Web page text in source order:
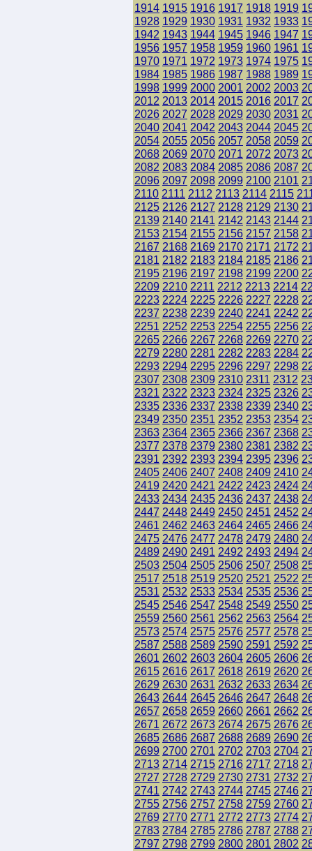
1914 1915 1916 1917 1918 1919
1928 1929 1930 1931 1932 1933
1942 1943 1944 1945 1946 1947
1956 1957 1958 1959 1960 1961
1970 1971 1972 1973 1974 1975
1984 1985 1986 1987 1988 1989
1998 1999 2000 2001 2002 2003
2012 2013 2014 2015 2016 2017
2026 2027 2028 2029 2030 2031
2040 2041 2042 2043 2044 2045
2054 2055 2056 2057 2058 2059
2068 2069 2070 2071 2072 2073
2082 2083 2084 2085 2086 2087
2096 2097 2098 2099 2100 2101
2110 2111 2112 2113 2114 2115
2125 2126 2127 2128 2129 2130
2139 2140 2141 2142 2143 2144
2153 2154 2155 2156 2157 2158
2167 2168 2169 2170 2171 2172
2181 2182 2183 2184 2185 2186
2195 2196 2197 2198 2199 2200
2209 2210 2211 2212 2213 2214
2223 2224 2225 2226 2227 2228
2237 2238 2239 2240 2241 2242
2251 2252 2253 2254 2255 2256
2265 2266 2267 2268 2269 2270
2279 2280 2281 2282 2283 2284
2293 2294 2295 2296 2297 2298
2307 2308 2309 2310 2311 2312
2321 2322 2323 2324 2325 2326
2335 2336 2337 2338 2339 2340
2349 2350 2351 2352 2353 2354
2363 2364 2365 2366 2367 2368
2377 2378 2379 2380 2381 2382
2391 2392 2393 2394 2395 2396
2405 2406 2407 2408 2409 2410
2419 2420 2421 2422 2423 2424
2433 2434 2435 2436 2437 2438
2447 2448 2449 2450 2451 2452
2461 2462 2463 2464 2465 2466
2475 2476 2477 2478 2479 2480
2489 2490 2491 2492 2493 2494
2503 2504 2505 2506 2507 2508
2517 2518 2519 2520 2521 2522
2531 2532 2533 2534 2535 2536
2545 2546 2547 2548 2549 2550
2559 2560 2561 2562 2563 2564
2573 2574 2575 2576 2577 2578
2587 2588 2589 2590 2591 2592
2601 2602 2603 2604 2605 2606
2615 2616 2617 2618 2619 2620
2629 2630 2631 2632 2633 2634
2643 2644 2645 2646 2647 2648
2657 2658 2659 2660 2661 2662
2671 2672 2673 2674 2675 2676
2685 2686 2687 2688 2689 2690
2699 2700 2701 2702 2703 2704
2713 2714 2715 2716 2717 2718
2727 2728 2729 2730 2731 2732
2741 2742 2743 2744 2745 2746
2755 2756 2757 2758 2759 2760
2769 2770 2771 2772 2773 2774
2783 2784 2785 2786 2787 2788
2797 2798 2799 2800 2801 2802